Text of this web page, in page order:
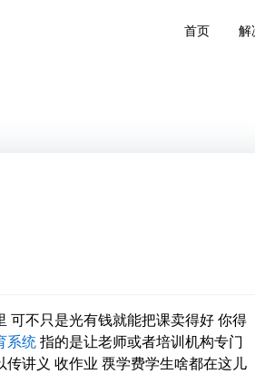
首页 解
可不只是光有钱就能把课卖得好 你得
系统指的是让老师或者培训机构专门
讲义 收作业 覄学费学生啥都在这儿